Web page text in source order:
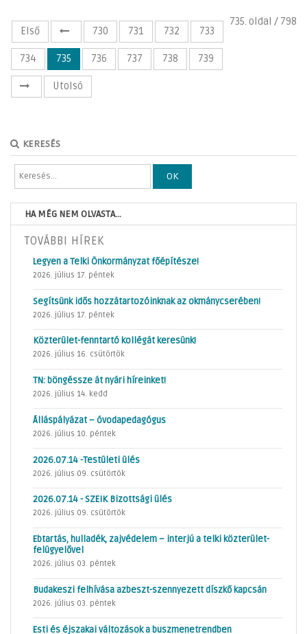
735. oldal / 798
Első
730 731 732 733
734 735 736 737 738 739
Utolsó
KERESÉS
OK
HA MÉG NEM OLVASTA...
TOVÁBBI HÍREK
Legyen a Telki Önkormányzat főépítésze!
2026. július 17. péntek
Segítsünk idős hozzátartozóinknak az okmánycserében!
2026. július 17. péntek
Közterület-fenntartó kollégát keresünk!
2026. július 16. csütörtök
TN: böngéssze át nyári híreinket!
2026. július 14. kedd
Álláspályázat – óvodapedagógus
2026. július 10. péntek
2026.07.14 -Testületi ülés
2026. július 09. csütörtök
2026.07.14 - SZEIK Bizottsági ülés
2026. július 09. csütörtök
Ebtartás, hulladék, zajvédelem – interjú a telki közterület-
felügyelővel
2026. július 03. péntek
Budakeszi felhívása azbeszt-szennyezett díszkő kapcsán
2026. július 03. péntek
Esti és éjszakai változások a buszmenetrendben